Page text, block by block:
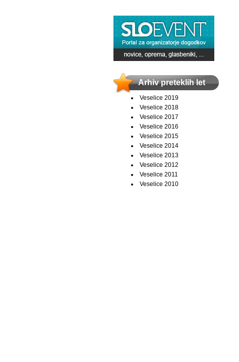
Arhiv preteklih let
Veselice 2019
Veselice 2018
Veselice 2017
Veselice 2016
Veselice 2015
Veselice 2014
Veselice 2013
Veselice 2012
Veselice 2011
Veselice 2010